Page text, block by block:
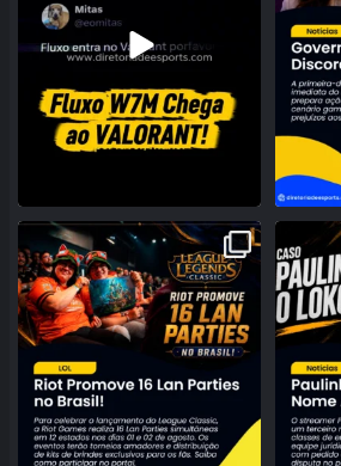
A NOSTALGIA VAI DOMINAR O BRASIL!
RIOT ANUNCIA 16...
28 0
O